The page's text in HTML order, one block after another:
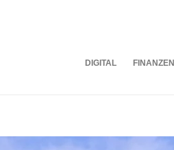
DIGITAL FINANZEN